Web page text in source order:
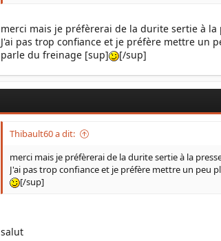
merci mais je préfèrerai de la durite sertie à
J'ai pas trop confiance et je préfère mettre un
parle du freinage [sup]
[/sup]
Thibault60 a dit:
merci mais je préfèrerai de la durite sertie à la
J'ai pas trop confiance et je préfère mettre un peu
[/sup]
salut